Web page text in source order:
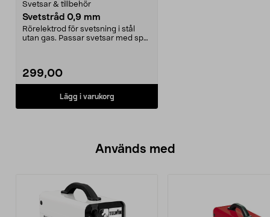
Svetsar & tillbehör
Svetstråd 0,9 mm
Rörelektrod för svetsning i stål
utan gas. Passar svetsar med spår
299,00
Lägg i varukorg
Används med